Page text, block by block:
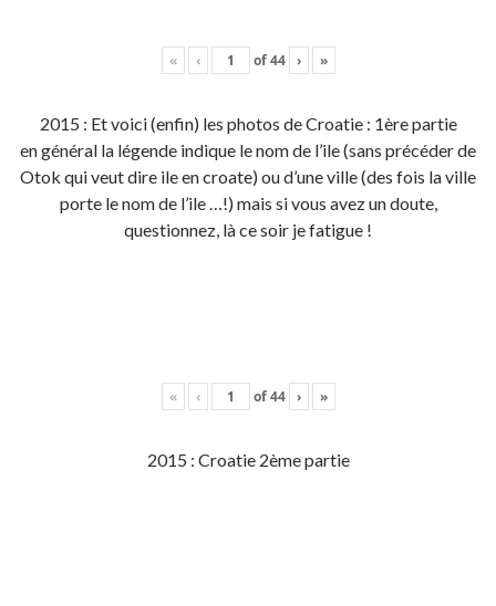
« ‹ of44 › »
2015 : Et voici (enfin) les photos de Croatie : 1ère partie
en général la légende indique le nom de l’ile (sans précéder de
Otok qui veut dire ile en croate) ou d’une ville (des fois la ville
porte le nom de l’ile …!) mais si vous avez un doute,
questionnez, là ce soir je fatigue !
« ‹ of44 › »
2015 : Croatie 2ème partie